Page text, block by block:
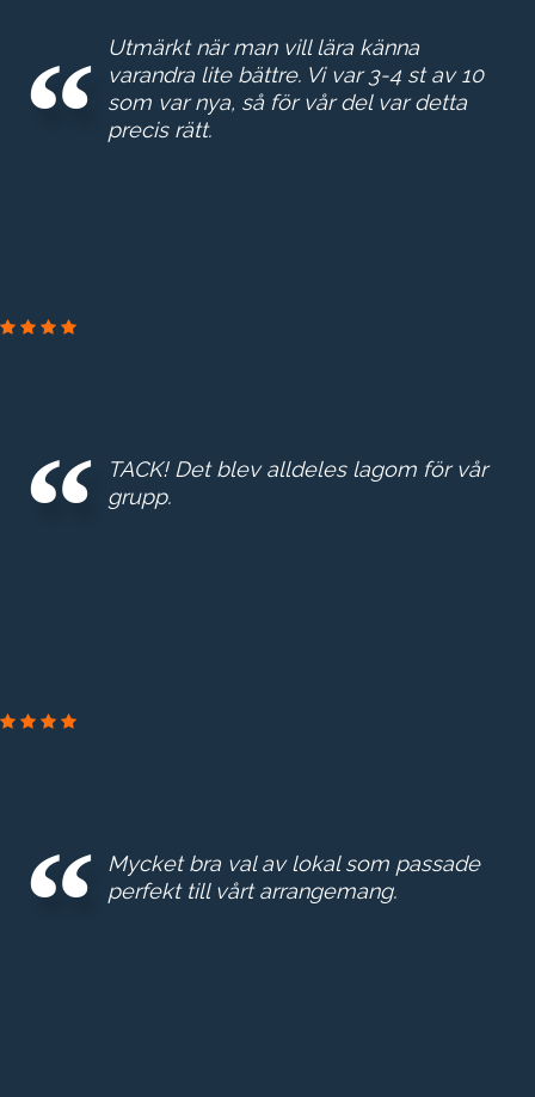
Utmärkt när man vill lära känna
varandra lite bättre. Vi var 3-4 st av 10
som var nya, så för vår del var detta
precis rätt.
TACK! Det blev alldeles lagom för vår
grupp.
Mycket bra val av lokal som passade
perfekt till vårt arrangemang.